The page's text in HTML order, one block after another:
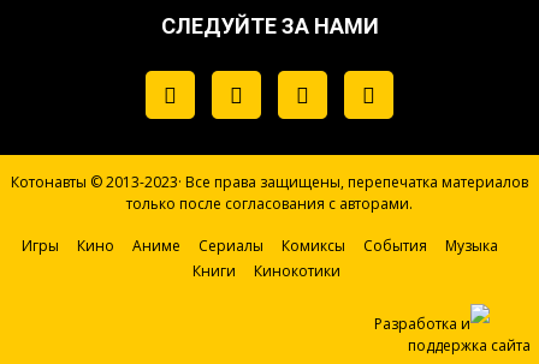
СЛЕДУЙТЕ ЗА НАМИ
Котонавты © 2013-2023· Все права защищены, перепечатка материалов
только после согласования с авторами.
Игры Кино Аниме Сериалы Комиксы События
Музыка
Книги
Кинокотики
Разработка и
поддержка сайта